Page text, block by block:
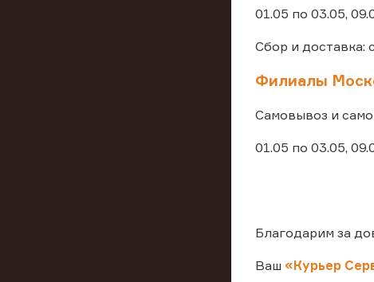
01.05 по 03.05,
Сбор и доставка:
Филиалы
Самовывоз и
01.05 по 03.05,
Благодарим за
Ваш «Курьер